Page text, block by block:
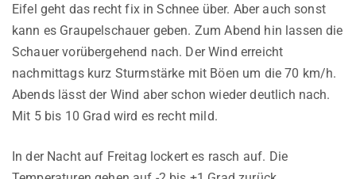
Eifel geht das recht fix in Schnee über. Aber auch sonst
kann es Graupelschauer geben. Zum Abend hin lassen die
Schauer vorübergehend nach. Der Wind erreicht
nachmittags kurz Sturmstärke mit Böen um die 70 km/h.
Abends lässt der Wind aber schon wieder deutlich nach.
Mit 5 bis 10 Grad wird es recht mild.
In der Nacht auf Freitag lockert es rasch auf. Die